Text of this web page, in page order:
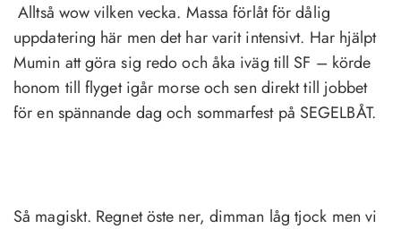
Alltså wow vilken vecka. Massa förlåt för dålig
uppdatering här men det har varit intensivt. Har hjälpt
Mumin att göra sig redo och åka iväg till SF – körde
honom till flyget igår morse och sen direkt till jobbet
för en spännande dag och sommarfest på SEGELBÅT.
Så magiskt. Regnet öste ner, dimman låg tjock men vi